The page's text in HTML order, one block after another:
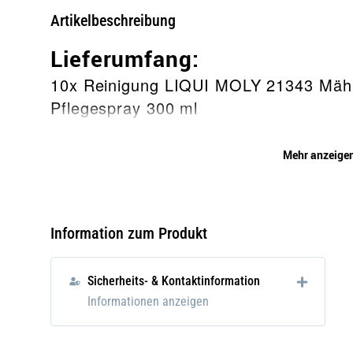
Artikelbeschreibung
Lieferumfang:
10x Reinigung LIQUI MOLY 21343
Pflegespray 300 ml
Verhindert das Verspröden und
Einsatzgebiet
Geeignet für alle Mähroboter. Auch
Mehr
Information zum Produkt
Sicherheits- & Kontaktinformation
Informationen anzeigen